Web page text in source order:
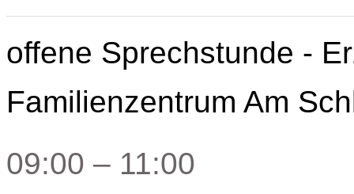
offene Sprechstunde -
Familienzentrum Am
09:00 – 11:00